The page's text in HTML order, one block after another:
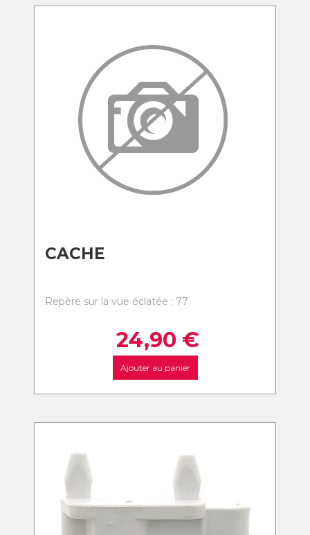
CACHE
Repère sur la vue éclatée : 77
24,90 €
Ajouter au panier